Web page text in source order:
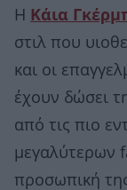
Η Κάια
στιλ που
και οι
έχουν δώσει
από τις πιο
μεγαλύτερων
προσωπική